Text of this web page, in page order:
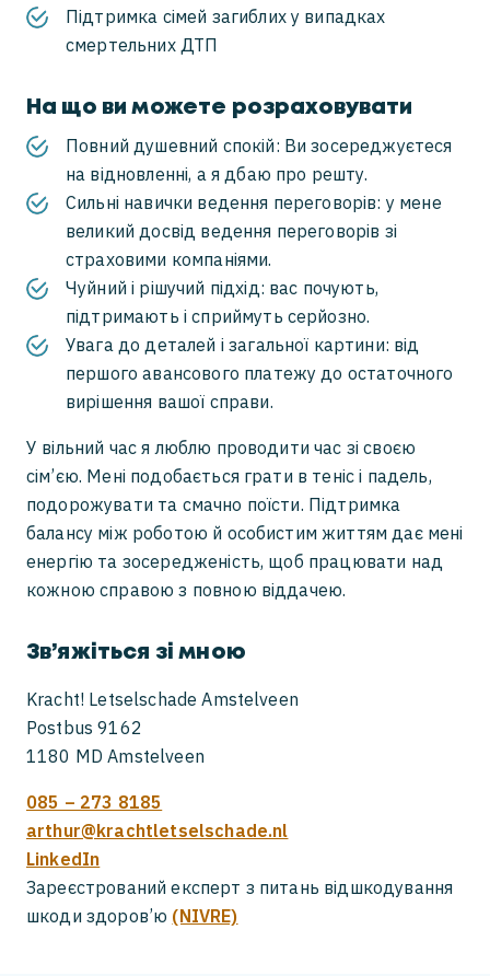
Підтримка сімей загиблих у випадках
смертельних ДТП
На що ви можете розраховувати
Повний душевний спокій: Ви зосереджуєтеся
на відновленні, а я дбаю про решту.
Сильні навички ведення переговорів: у мене
великий досвід ведення переговорів зі
страховими компаніями.
Чуйний і рішучий підхід: вас почують,
підтримають і сприймуть серйозно.
Увага до деталей і загальної картини: від
першого авансового платежу до остаточного
вирішення вашої справи.
У вільний час я люблю проводити час зі своєю
сім’єю. Мені подобається грати в теніс і падель,
подорожувати та смачно поїсти. Підтримка
балансу між роботою й особистим життям дає мені
енергію та зосередженість, щоб працювати над
кожною справою з повною віддачею.
Зв’яжіться зі мною
Kracht! Letselschade Amstelveen
Postbus 9162
1180 MD Amstelveen
085 – 273 8185
arthur@krachtletselschade.nl
LinkedIn
Зареєстрований експерт з питань відшкодування
шкоди здоров’ю (NIVRE)